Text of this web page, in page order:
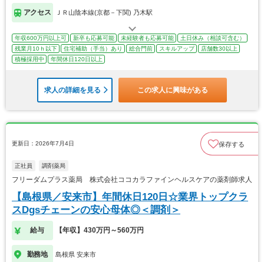
アクセス ＪＲ山陰本線(京都－下関) 乃木駅
年収600万円以上可 新卒も応募可能 未経験者も応募可能
土日休み（相談可含む）
残業月10ｈ以下
住宅補助（手当）あり 総合門前 スキルアップ
店舗数30以上
積極採用中
年間休日120日以上
求人の詳細を見る この求人に興味がある
更新日：2026年7月4日 保存する
正社員 調剤薬局
フリーダムプラス薬局 株式会社ココカラファインヘルスケアの薬剤師求人
【島根県／安来市】年間休日120日☆業界トップクラ
スDgsチェーンの安心母体◎＜調剤＞
給与 【年収】430万円～560万円
勤務地 島根県 安来市